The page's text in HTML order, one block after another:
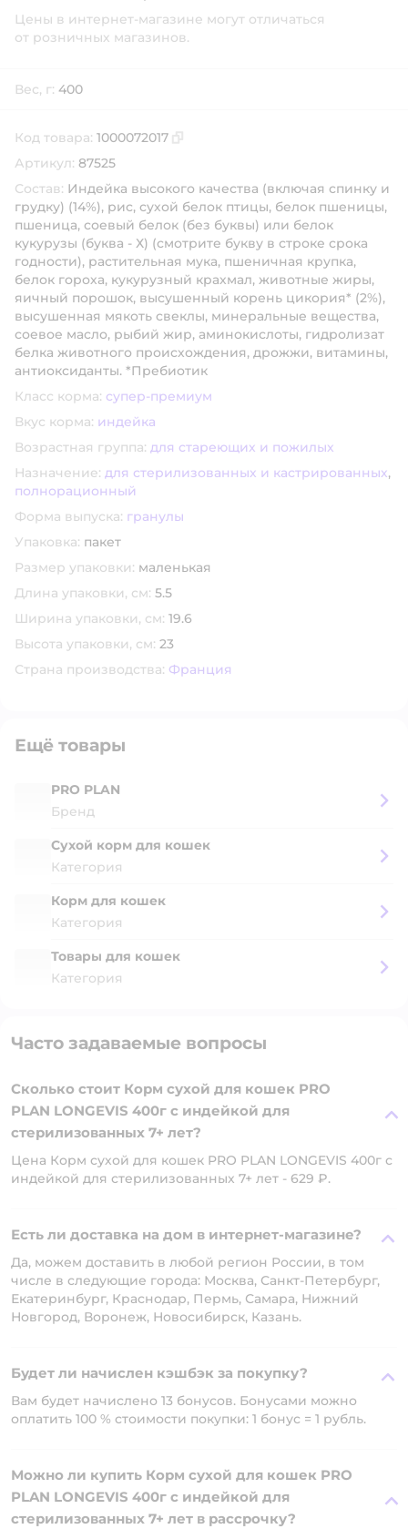
Цены в интернет-магазине могут отличаться
от розничных магазинов.
Вес, г: 400
Код товара: 1000072017
Артикул: 87525
Состав: Индейка высокого качества (включая спинку и
грудку) (14%), рис, сухой белок птицы, белок пшеницы,
пшеница, соевый белок (без буквы) или белок
кукурузы (буква - Х) (смотрите букву в строке срока
годности), растительная мука, пшеничная крупка,
белок гороха, кукурузный крахмал, животные жиры,
яичный порошок, высушенный корень цикория* (2%),
высушенная мякоть свеклы, минеральные вещества,
соевое масло, рыбий жир, аминокислоты, гидролизат
белка животного происхождения, дрожжи, витамины,
антиоксиданты. *Пребиотик
Класс корма: супер-премиум
Вкус корма: индейка
Возрастная группа: для стареющих и пожилых
Назначение: для стерилизованных и кастрированных,
полнорационный
Форма выпуска: гранулы
Упаковка: пакет
Размер упаковки: маленькая
Длина упаковки, см: 5.5
Ширина упаковки, см: 19.6
Высота упаковки, см: 23
Страна производства: Франция
Ещё товары
PRO PLAN
Бренд
Сухой корм для кошек
Категория
Корм для кошек
Категория
Товары для кошек
Категория
Часто задаваемые вопросы
Сколько стоит Корм сухой для кошек PRO
PLAN LONGEVIS 400г с индейкой для
стерилизованных 7+ лет?
Цена Корм сухой для кошек PRO PLAN LONGEVIS 400г с
индейкой для стерилизованных 7+ лет - 629 ₽.
Есть ли доставка на дом в интернет-магазине?
Да, можем доставить в любой регион России, в том
числе в следующие города: Москва, Санкт-Петербург,
Екатеринбург, Краснодар, Пермь, Самара, Нижний
Новгород, Воронеж, Новосибирск, Казань.
Будет ли начислен кэшбэк за покупку?
Вам будет начислено 13 бонусов. Бонусами можно
оплатить 100 % стоимости покупки: 1 бонус = 1 рубль.
Можно ли купить Корм сухой для кошек PRO
PLAN LONGEVIS 400г с индейкой для
стерилизованных 7+ лет в рассрочку?